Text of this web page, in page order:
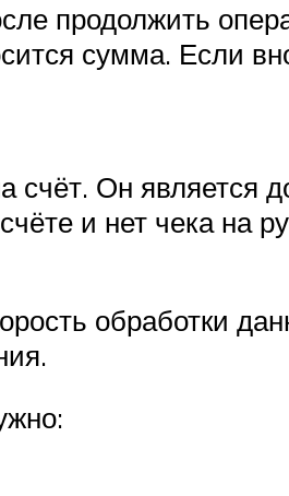
продолжить
сумма. Если
счёт. Он
и нет чека на
обработки